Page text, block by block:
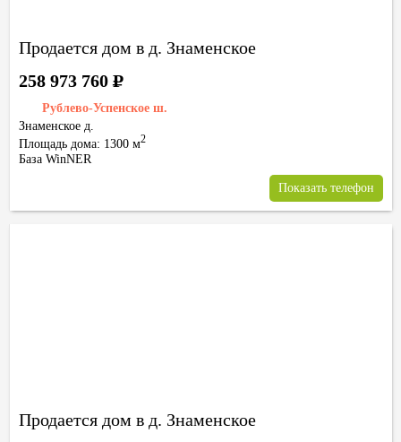
Продается дом в д. Знаменское
Рублево-Успенское ш.
Знаменское д.
Площадь дома: 1300 м2
258 973 760Р
База WinNER
Показать телефон
Продается дом в д. Знаменское